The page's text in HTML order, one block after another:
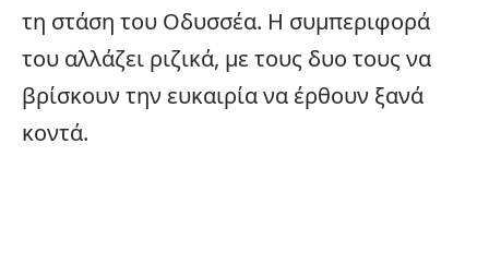
τη στάση του Οδυσσέα. Η συμπεριφορά
του αλλάζει ριζικά, με τους δυο τους να
βρίσκουν την ευκαιρία να έρθουν ξανά
κοντά.